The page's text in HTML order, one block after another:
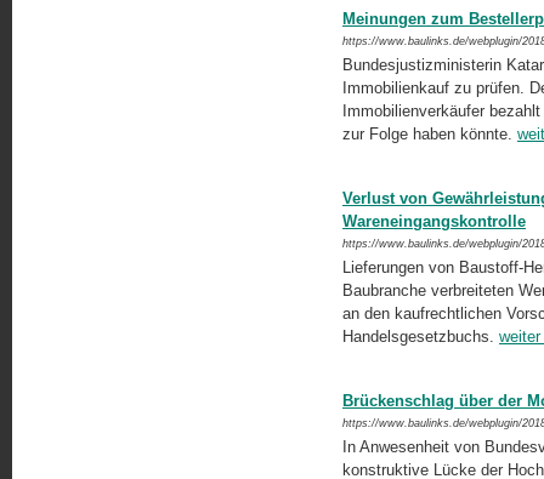
Meinungen zum
https://www.baulinks.de/webplugin/
Bundesjustizministerin
Immobilienkauf zu prüfen.
Immobilienverkäufer
zur Folge haben könnte.
Verlust von
Wareneingangskontrolle
https://www.baulinks.de/webplugin/
Lieferungen von Baustoff-
Baubranche verbreiteten
an den kaufrechtlichen
Handelsgesetzbuchs.
Brückenschlag über der
https://www.baulinks.de/webplugin/
In Anwesenheit von
konstruktive Lücke der